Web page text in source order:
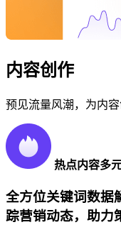
内容创作
预见流量风潮，为内
热点内容多
全方位关键词数据
踪营销动态，助力